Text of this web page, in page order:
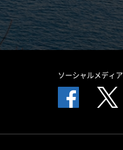
ソーシャルメディア